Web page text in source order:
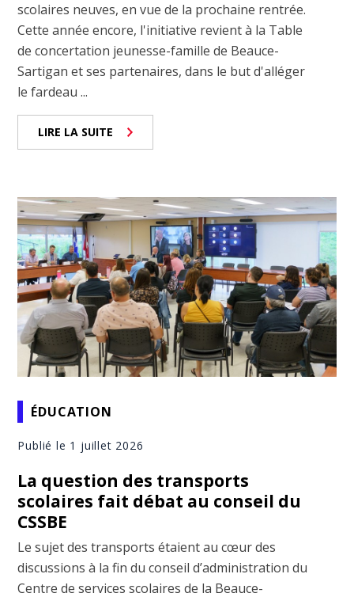
scolaires neuves, en vue de la prochaine rentrée.
Cette année encore, l'initiative revient à la Table
de concertation jeunesse-famille de Beauce-
Sartigan et ses partenaires, dans le but d'alléger
le fardeau ...
LIRE LA SUITE
ÉDUCATION
Publié le 1 juillet 2026
La question des transports
scolaires fait débat au conseil du
CSSBE
Le sujet des transports étaient au cœur des
discussions à la fin du conseil d’administration du
Centre de services scolaires de la Beauce-